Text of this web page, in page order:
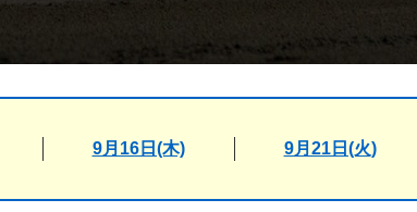
オッズ
番組編成要領
9月16日(木) 9月21日(火)